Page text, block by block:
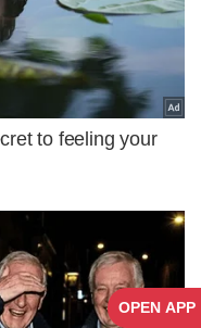
OPEN APP